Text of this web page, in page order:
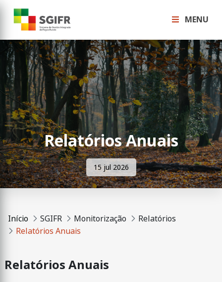
MENU
Relatórios Anuais
15 jul 2026
Início SGIFR Monitorização
Relatórios
Relatórios Anuais
Relatórios Anuais